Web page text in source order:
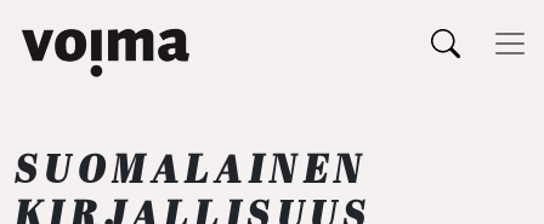
Päävalikko
SUOMALAINEN